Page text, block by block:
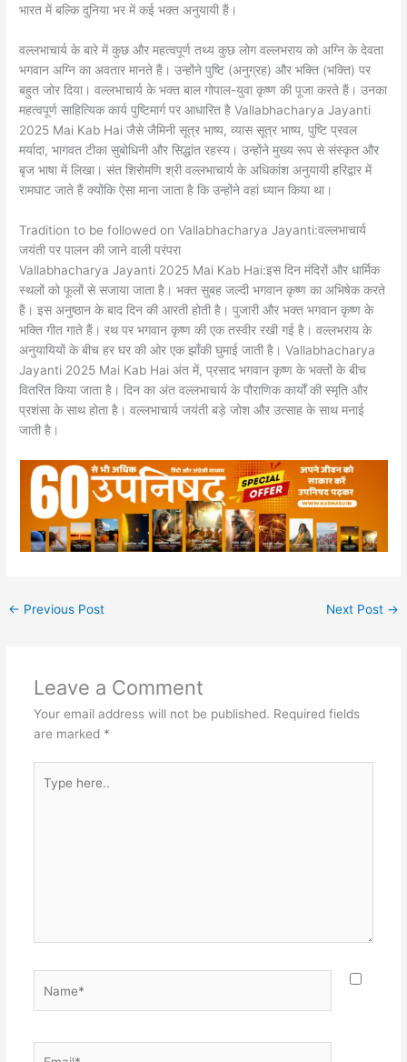
भारत में बल्कि दुनिया भर में कई भक्त अनुयायी हैं।
वल्लभाचार्य के बारे में कुछ और महत्वपूर्ण तथ्य कुछ लोग वल्लभराय को अग्नि के देवता
भगवान अग्नि का अवतार मानते हैं। उन्होंने पुष्टि (अनुग्रह) और भक्ति (भक्ति) पर
बहुत जोर दिया। वल्लभाचार्य के भक्त बाल गोपाल-युवा कृष्ण की पूजा करते हैं। उनका
महत्वपूर्ण साहित्यिक कार्य पुष्टिमार्ग पर आधारित है Vallabhacharya Jayanti
2025 Mai Kab Hai जैसे जैमिनी सूत्र भाष्य, व्यास सूत्र भाष्य, पुष्टि प्रवल
मर्यादा, भागवत टीका सुबोधिनी और सिद्धांत रहस्य। उन्होंने मुख्य रूप से संस्कृत और
बृज भाषा में लिखा। संत शिरोमणि श्री वल्लभाचार्य के अधिकांश अनुयायी हरिद्वार में
रामघाट जाते हैं क्योंकि ऐसा माना जाता है कि उन्होंने वहां ध्यान किया था।
Tradition to be followed on Vallabhacharya Jayanti:वल्लभाचार्य
जयंती पर पालन की जाने वाली परंपरा
Vallabhacharya Jayanti 2025 Mai Kab Hai:इस दिन मंदिरों और धार्मिक
स्थलों को फूलों से सजाया जाता है। भक्त सुबह जल्दी भगवान कृष्ण का अभिषेक करते
हैं। इस अनुष्ठान के बाद दिन की आरती होती है। पुजारी और भक्त भगवान कृष्ण के
भक्ति गीत गाते हैं। रथ पर भगवान कृष्ण की एक तस्वीर रखी गई है। वल्लभराय के
अनुयायियों के बीच हर घर की ओर एक झाँकी घुमाई जाती है। Vallabhacharya
Jayanti 2025 Mai Kab Hai अंत में, प्रसाद भगवान कृष्ण के भक्तों के बीच
वितरित किया जाता है। दिन का अंत वल्लभाचार्य के पौराणिक कार्यों की स्मृति और
प्रशंसा के साथ होता है। वल्लभाचार्य जयंती बड़े जोश और उत्साह के साथ मनाई
जाती है।
← Previous Post Next Post →
Leave a Comment
Your email address will not be published. Required fields
are marked *
here..